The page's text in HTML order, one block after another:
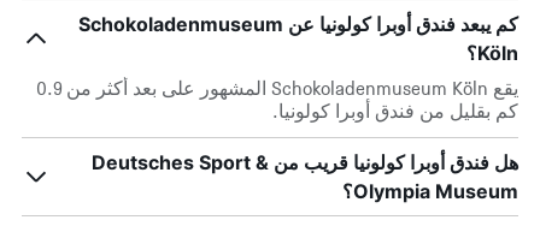
كم يبعد فندق أوبرا كولونيا عن Schokoladenmuseum
Köln؟
يقع Schokoladenmuseum Köln المشهور على بعد أكثر من 0.9
كم بقليل من فندق أوبرا كولونيا.
هل فندق أوبرا كولونيا قريب من Deutsches Sport &
Olympia Museum؟